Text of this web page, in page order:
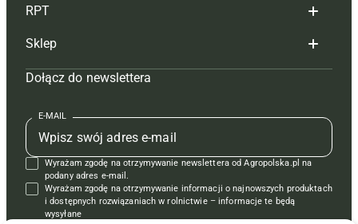
Reklama
Tagi
Mapa serwisu
Kontakt
Regulamin
Polityka prywatności
Hoduj z głową bydło
Hoduj z głową świnie
Prenumerata
Redakcja
Kontakt
Reklama
RPT
Redakcja
Prenumerata
Reklama
Kontakt
Krzyżówki
Sklep
Czasopisma i prenumerata
Książki
Regulamin
Dołącz do newslettera
E-MAIL
Wyrażam zgodę na otrzymywanie newslettera od Agropolska.pl na
podany adres e-mail.
Wyrażam zgodę na otrzymywanie informacji o najnowszych produktach
i dostępnych rozwiązaniach w rolnictwie – informacje te będą
wysyłane